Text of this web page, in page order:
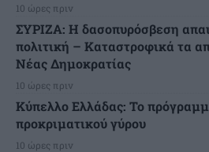
10 ώρες πριν
ΣΥΡΙΖΑ: Η δασοπυρόσβεση
πολιτική – Καταστροφικά τα
Νέας Δημοκρατίας
10 ώρες πριν
Κύπελλο Ελλάδας: Το
προκριματικού γύρου
10 ώρες πριν